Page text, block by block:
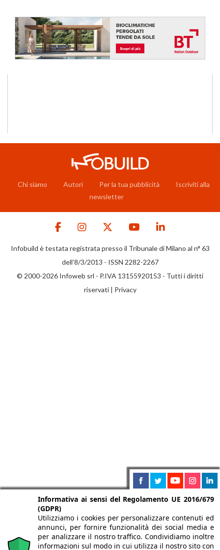
Chi siamo Autori Per la tua pubblicità
Iscriviti alla
newsletter
Infobuild è testata registrata presso il Tribunale di Milano al n° 63
dell’8/3/2013 - ISSN 2282-2267
© 2000-2026 Infoweb srl - P.IVA 13155920153 - Tutti i diritti
riservati | Privacy
Informativa ai sensi del Regolamento UE 2016/679
(GDPR)
Utilizziamo i cookies per personalizzare contenuti ed
annunci, per fornire funzionalità dei social media e
per analizzare il nostro traffico. Condividiamo inoltre
informazioni sul modo in cui utilizza il nostro sito con